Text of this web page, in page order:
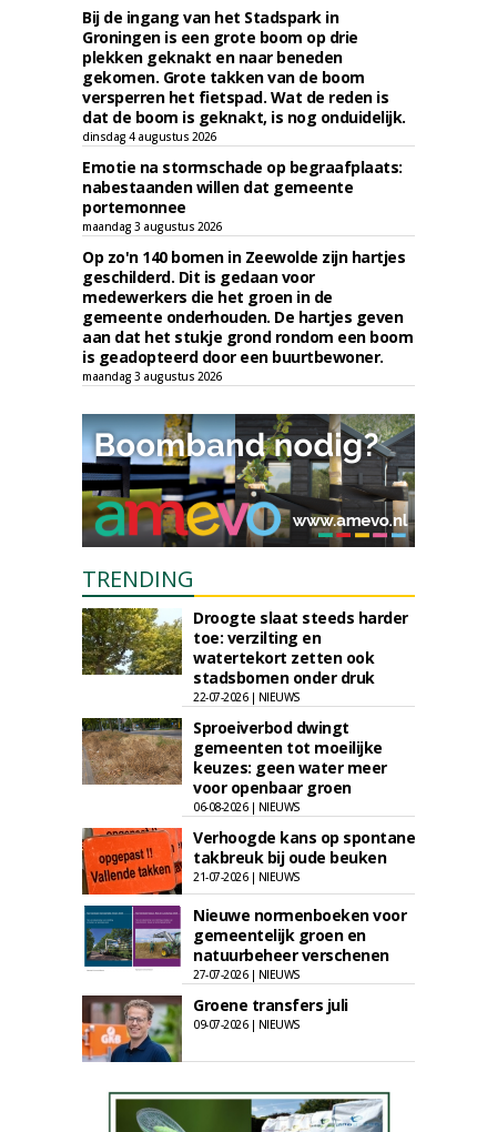
Bij de ingang van het Stadspark in
Groningen is een grote boom op drie
plekken geknakt en naar beneden
gekomen. Grote takken van de boom
versperren het fietspad. Wat de reden is
dat de boom is geknakt, is nog onduidelijk.
dinsdag 4 augustus 2026
Emotie na stormschade op begraafplaats:
nabestaanden willen dat gemeente
portemonnee
maandag 3 augustus 2026
Op zo'n 140 bomen in Zeewolde zijn hartjes
geschilderd. Dit is gedaan voor
medewerkers die het groen in de
gemeente onderhouden. De hartjes geven
aan dat het stukje grond rondom een boom
is geadopteerd door een buurtbewoner.
maandag 3 augustus 2026
TRENDING
Droogte slaat steeds harder
toe: verzilting en
watertekort zetten ook
stadsbomen onder druk
22-07-2026 | NIEUWS
Sproeiverbod dwingt
gemeenten tot moeilijke
keuzes: geen water meer
voor openbaar groen
06-08-2026 | NIEUWS
Verhoogde kans op spontane
takbreuk bij oude beuken
21-07-2026 | NIEUWS
Nieuwe normenboeken voor
gemeentelijk groen en
natuurbeheer verschenen
27-07-2026 | NIEUWS
Groene transfers juli
09-07-2026 | NIEUWS